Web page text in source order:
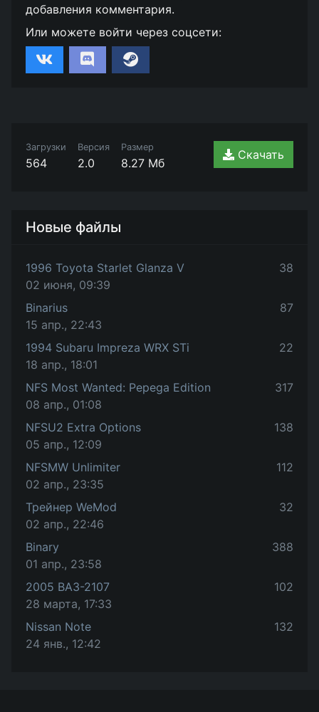
добавления комментария.
Или можете войти через соцсети:
Загрузки
564
Версия
2.0
Размер
8.27 Мб
Скачать
Новые файлы
1996 Toyota Starlet Glanza V
02 июня, 09:39
38
Binarius
15 апр., 22:43
87
1994 Subaru Impreza WRX STi
18 апр., 18:01
22
NFS Most Wanted: Pepega Edition
08 апр., 01:08
317
NFSU2 Extra Options
05 апр., 12:09
138
NFSMW Unlimiter
02 апр., 23:35
112
Трейнер WeMod
02 апр., 22:46
32
Binary
01 апр., 23:58
388
2005 ВАЗ-2107
28 марта, 17:33
102
Nissan Note
24 янв., 12:42
132